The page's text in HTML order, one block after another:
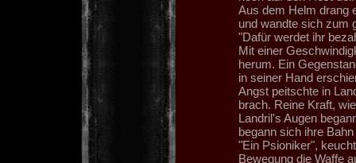
Aus dem Helm drang
und wandte sich zum
"Dafür werdet ihr
Mit einer
herum. Ein
in seiner Hand
Angst peitschte in
brach. Reine Kraft,
Landril's Augen
begann sich ihre
"Ein Psioniker",
Bewegung die Waffe